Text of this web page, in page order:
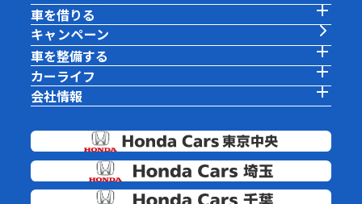
車を借りる
キャンペーン
車を整備する
カーライフ
会社情報